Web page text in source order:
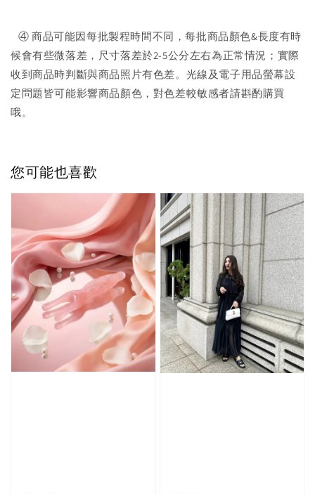
④ 商品可能因每批製程時間不同，每批商品顏色&長度有時
候會有些微落差，尺寸落差於2-5公分左右為正常情況；實際
收到商品時判斷與商品照片有色差。光線及電子用品螢幕設
定問題皆可能影響商品顏色，對色差較敏感者請斟酌購買
哦。
您可能也喜歡